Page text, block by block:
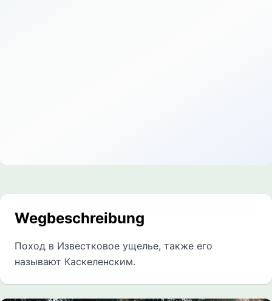
Wegbeschreibung
Поход в Известковое ущелье, также его
называют Каскеленским.